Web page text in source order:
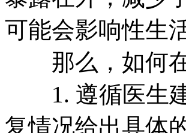
可能会影响性生
那么，如何在
1. 遵循医生建
复情况给出具体